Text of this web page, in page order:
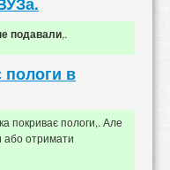
подавали,.
пологи в
покриває пологи,. Але
або отримати